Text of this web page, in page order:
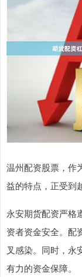
温州配资股票，作
益的特点，正受到
永安期货配资严格
资者资金安全。配
叉感染。同时，永
有力的资金保障。